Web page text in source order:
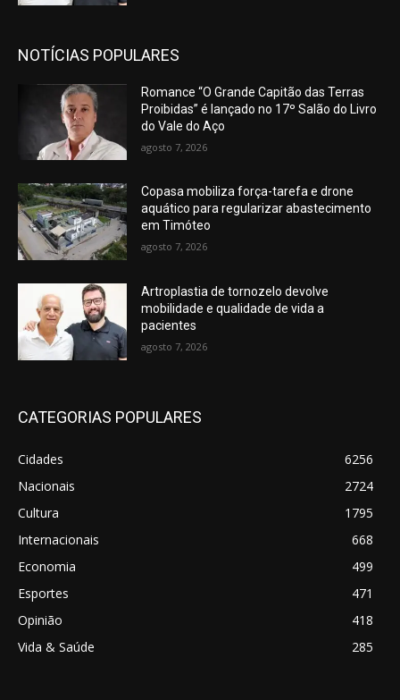
NOTÍCIAS POPULARES
Romance “O Grande Capitão das Terras
Proibidas” é lançado no 17º Salão do Livro
do Vale do Aço
agosto 7, 2026
Copasa mobiliza força-tarefa e drone
aquático para regularizar abastecimento
em Timóteo
agosto 7, 2026
Artroplastia de tornozelo devolve
mobilidade e qualidade de vida a
pacientes
agosto 7, 2026
CATEGORIAS POPULARES
Cidades
6256
Nacionais
2724
Cultura
1795
Internacionais
668
Economia
499
Esportes
471
Opinião
418
Vida & Saúde
285